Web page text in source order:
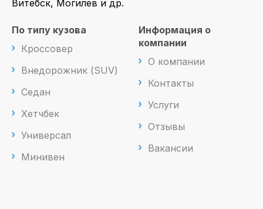
Витебск, Могилев и др.
По типу кузова
Кроссовер
Внедорожник (SUV)
Седан
Хетчбек
Универсал
Минивен
Информация о
компании
О компании
Контакты
Услуги
Отзывы
Вакансии